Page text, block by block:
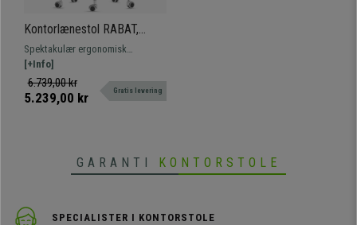
Kontorlænestol RABAT,
Cremefarvet Stof,
Vippesystem, Fantastisk
Kvalitet og Design
Spektakulær ergonomisk
direktørstol med vippemekanisme.
Fremragende design og detaljer,
luksus og komfort til den bedste
[+Info]
6.739,00 kr
5.239,00 kr Gratis levering
GARANTI KONTORSTOLE
SPECIALISTER I KONTORSTOLE